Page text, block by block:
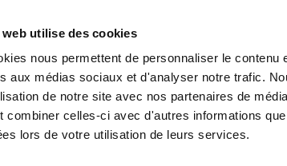
web utilise des cookies
nous permettent de personnaliser le
aux médias sociaux et d'analyser notre trafic.
de notre site avec nos partenaires de
combiner celles-ci avec d'autres informations
lors de votre utilisation de leurs services.
Accueil Environnement